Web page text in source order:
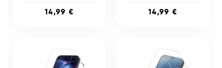
14,99 € 14,99 €